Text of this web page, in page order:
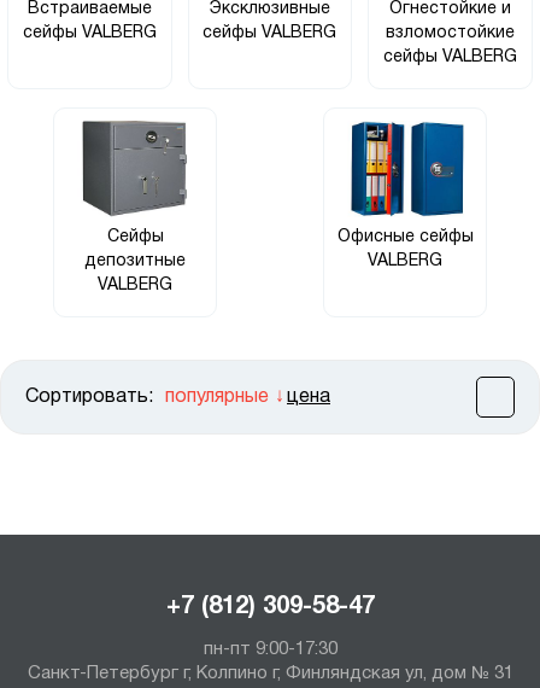
Встраиваемые
сейфы VALBERG
Эксклюзивные
сейфы VALBERG
Огнестойкие и
взломостойкие
сейфы VALBERG
Сейфы
депозитные
VALBERG
Офисные сейфы
VALBERG
Сортировать: популярные цена
+7 (812) 309-58-47
пн-пт 9:00-17:30
Санкт-Петербург г, Колпино г, Финляндская ул, дом № 31